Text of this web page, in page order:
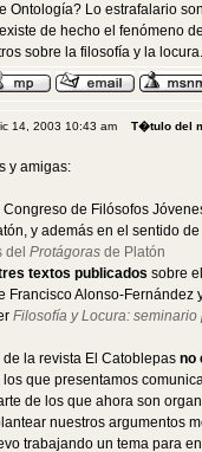
Ontología? Lo estrafalario
de hecho el fenómeno
sobre la filosofía y la
14, 2003 10:43 am T�tulo del
y amigas:
Congreso de Filósofos
y además en el sentido
del Protágoras de Platón
textos publicados sobre
Francisco Alonso-
Filosofía y Locura:
de la revista El Catoblepas no
que presentamos
de los que ahora son
nuestros argumentos
trabajando un tema para